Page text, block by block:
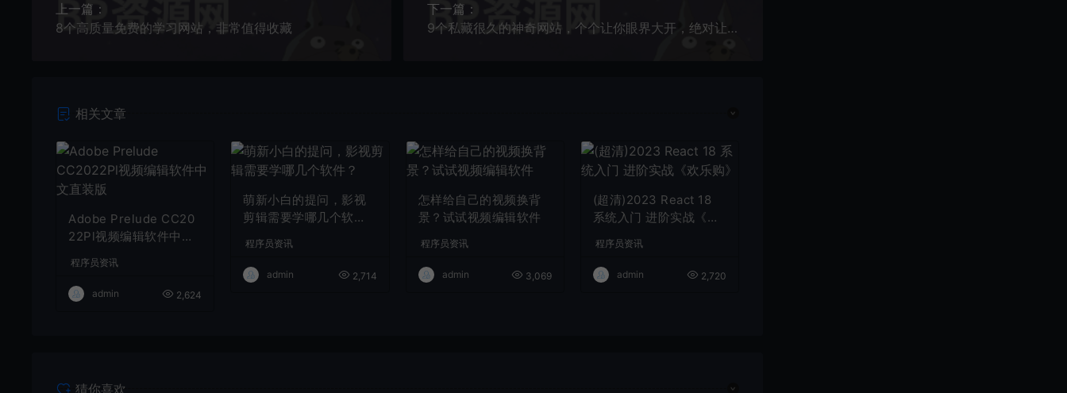
上一篇：
8个高质量免费的学习网站，非常值得收藏
下一篇：
9个私藏很久的神奇网站，个个让你眼界大开，绝对让你过瘾
相关文章
Adobe Prelude CC20
22Pl视频编辑软件中文
程序员资讯
admin 2,624
萌新小白的提问，影视
剪辑需要学哪几个软
程序员资讯
admin 2,714
怎样给自己的视频换背
景？试试视频编辑软件
程序员资讯
admin 3,069
(超清)2023 React 18
系统入门 进阶实战《欢
程序员资讯
admin 2,720
猜你喜欢